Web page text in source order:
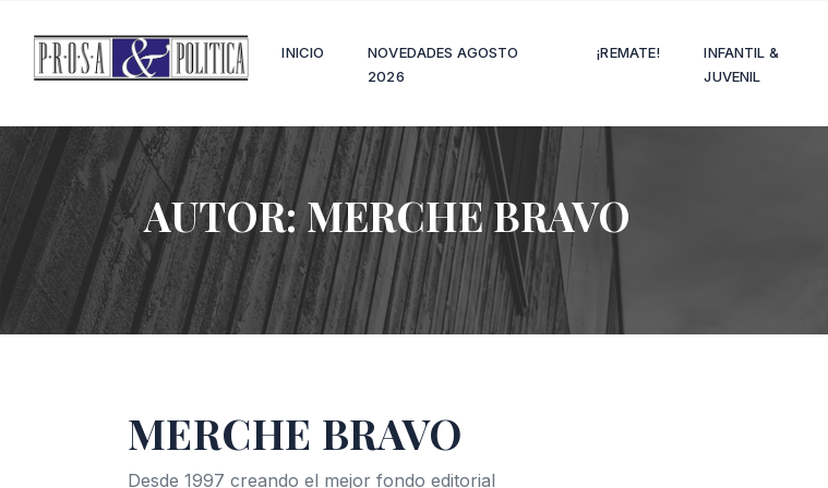
INICIO
NOVEDADES AGOSTO
2026
¡REMATE!
INFANTIL &
JUVENIL
AUTOR:MERCHE BRAVO
MERCHE BRAVO
Desde 1997 creando el mejor fondo editorial